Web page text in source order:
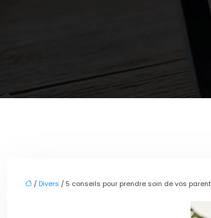
/Divers / 5 conseils pour prendre soin de vos